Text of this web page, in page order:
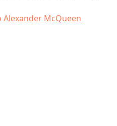
Alexander McQueen